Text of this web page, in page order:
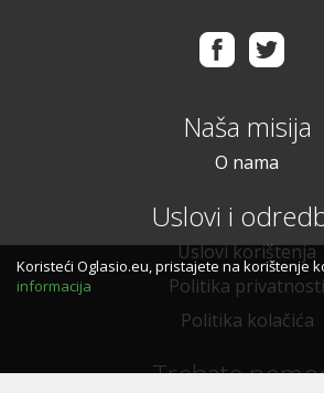
Naša misija
O nama
Uslovi i
Uslovi korištenja
Politika privatnosti
Politika kolačića
Trebate
Koristeći Oglasio.eu, pristajete na korištenje
informacija